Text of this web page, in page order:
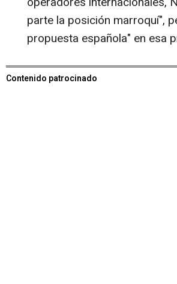
parte la posición marroquí",
propuesta española" en esa
Contenido patrocinado